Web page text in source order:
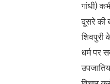
गांधी)
दूसरे की
शिवपुरी
धर्म पर